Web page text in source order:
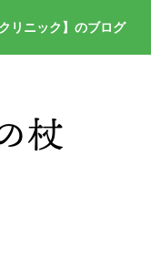
リニック】のブログ